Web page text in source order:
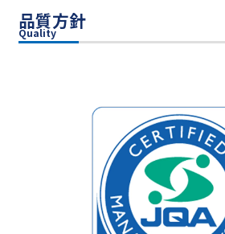
SDGsへの取り組み
先輩社員紹介
徹底解析 シグマ電子工業の仕組み
募集要項
利用規約
品質方針
Quality